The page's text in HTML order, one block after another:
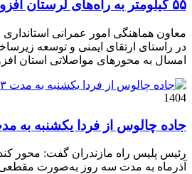
۵۵ کیلومتر به راه‌های لرستان افزوده می‌شود
در راستای ارتقای ایمنی و توسعه
امسال به محورهای مواصلاتی استان
1404
جاده چالوس از فردا یکشنبه به مدت ۳ روز
آذرماه به مدت سه روز به‌صورت